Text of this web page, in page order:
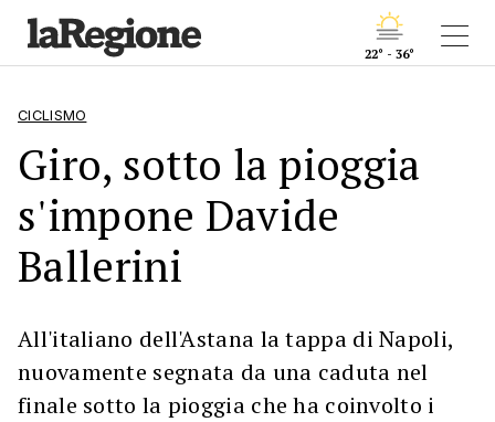
22° - 36°
CICLISMO
Giro, sotto la pioggia
s'impone Davide
Ballerini
All'italiano dell'Astana la tappa di Napoli,
nuovamente segnata da una caduta nel
finale sotto la pioggia che ha coinvolto i